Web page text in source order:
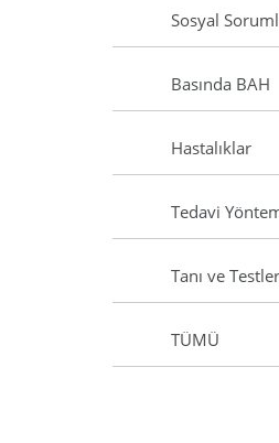
Sosyal
Basında BAH
Hastalıklar
Tedavi
Tanı ve Testler
TÜMÜ